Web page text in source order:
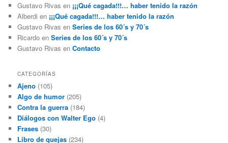
Gustavo Rivas en ¡¡¡Qué cagada!!!… haber tenido la razón
Alberdi en ¡¡¡Qué cagada!!!… haber tenido la razón
Gustavo Rivas enSeries de los 60´s y 70´s
Ricardo enSeries de los 60´s y 70´s
Gustavo Rivas enContacto
CATEGORÍAS
Ajeno (105)
Algo de humor (205)
Contra la guerra (184)
Diálogos con Walter Ego (4)
Frases (30)
Libro de quejas (234)